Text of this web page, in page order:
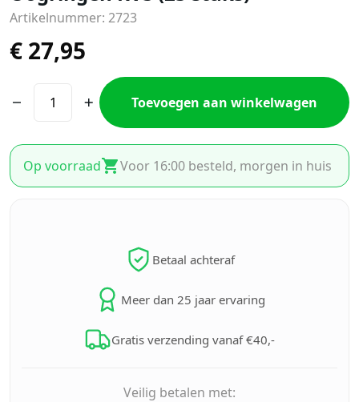
Artikelnummer: 2723
€ 27,95
Toevoegen aan winkelwagen
Op voorraad Voor 16:00 besteld, morgen in huis
Betaal achteraf
Meer dan 25 jaar ervaring
Gratis verzending vanaf €40,-
Veilig betalen met: